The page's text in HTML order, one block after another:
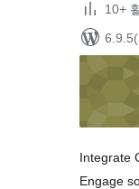
10+
Integrate
Engage